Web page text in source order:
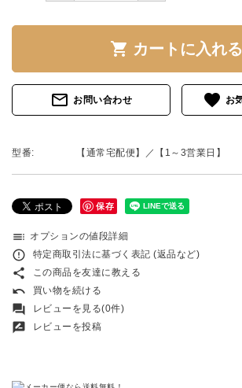
shopping_cart カートに入れる
mail_outline お問い合わせ favorite
型番: 【通常宅配便】／【1～3営業日】
保存
toc オプションの値段詳細
error_outline 特定商取引法に基づく表記 (返品など)
share この商品を友達に教える
undo 買い物を続ける
forum レビューを見る(0件)
rate_review レビューを投稿